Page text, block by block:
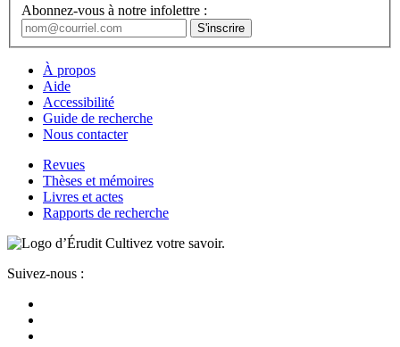
Abonnez-vous à notre infolettre :
À propos
Aide
Accessibilité
Guide de recherche
Nous contacter
Revues
Thèses et mémoires
Livres et actes
Rapports de recherche
Cultivez votre savoir.
Suivez-nous :